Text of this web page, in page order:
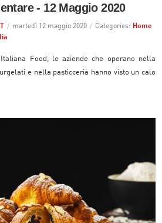
- 12 Maggio 2020
/ martedì 12 maggio 2020 / Categories: Home
Food, le aziende che operano nella
e nella pasticceria hanno visto un calo